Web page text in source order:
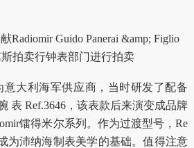
意大利海军供应商，当时研发了配备
表 Ref.3646，该表款后来演变成品牌
镭得米尔系列。作为过渡型号，Re
为沛纳海制表美学的基础。值得注意